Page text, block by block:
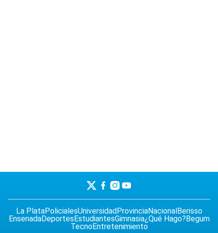
La PlataPolicialesUniversidadProvinciaNacionalBerisso
EnsenadaDeportesEstudiantesGimnasia¿Qué Hago?Begum
TecnoEntretenimiento